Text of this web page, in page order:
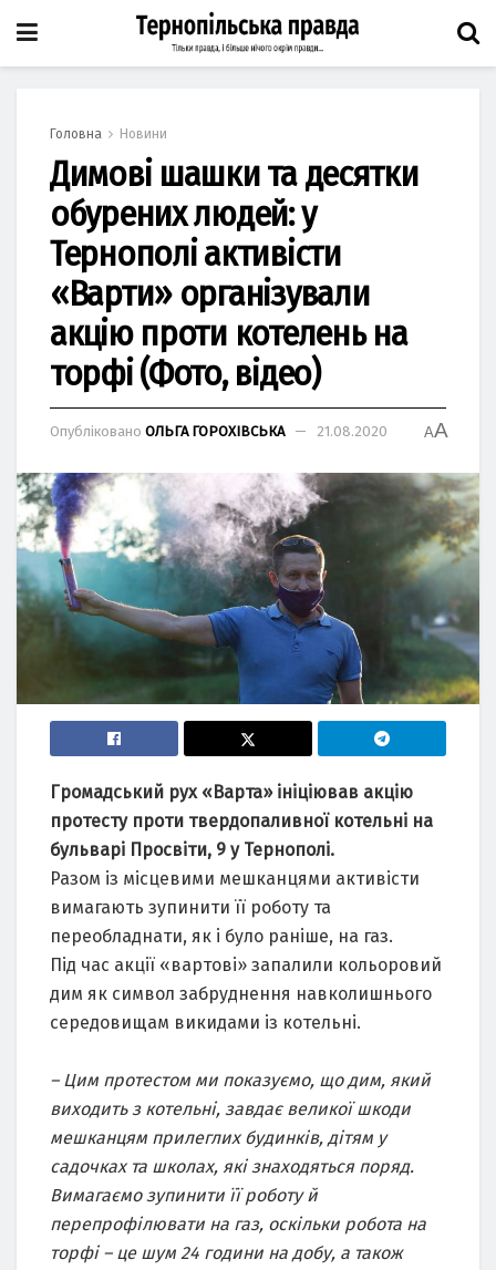
Головна Новини
Димові шашки та десятки
обурених людей: у
Тернополі активісти
«Варти» організували
акцію проти котелень на
торфі (Фото, відео)
Опубліковано ОЛЬГА ГОРОХІВСЬКА 21.08.2020 AA
Громадський рух «Варта» ініціював акцію
протесту проти твердопаливної котельні на
бульварі Просвіти, 9 у Тернополі.
Разом із місцевими мешканцями активісти
вимагають зупинити її роботу та
переобладнати, як і було раніше, на газ.
Під час акції «вартові» запалили кольоровий
дим як символ забруднення навколишнього
середовищам викидами із котельні.
– Цим протестом ми показуємо, що дим, який
виходить з котельні, завдає великої шкоди
мешканцям прилеглих будинків, дітям у
садочках та школах, які знаходяться поряд.
Вимагаємо зупинити її роботу й
перепрофілювати на газ, оскільки робота на
торфі – це шум 24 години на добу, а також